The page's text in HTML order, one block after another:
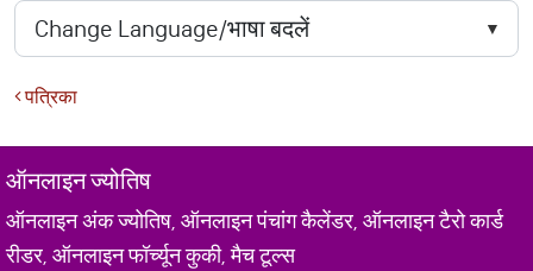
पत्रिका
ऑनलाइन ज्योतिष
ऑनलाइन अंक ज्योतिष, ऑनलाइन पंचांग कैलेंडर, ऑनलाइन टैरो कार्ड
रीडर, ऑनलाइन फॉर्च्यून कुकी, मैच टूल्स